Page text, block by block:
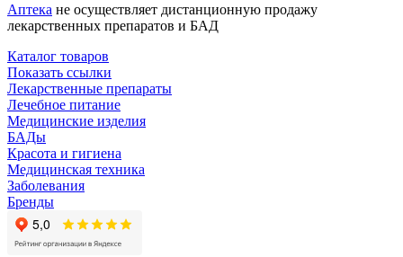
Аптека не осуществляет дистанционную продажу
лекарственных препаратов и БАД
Каталог товаров
Показать ссылки
Лекарственные препараты
Лечебное питание
Медицинские изделия
БАДы
Красота и гигиена
Медицинская техника
Заболевания
Бренды